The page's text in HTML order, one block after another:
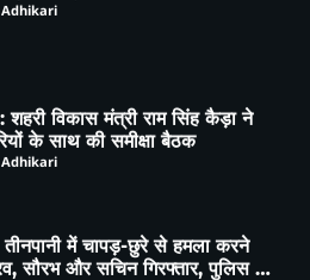
: शहरी विकास मंत्री राम सिंह कैड़ा ने
के साथ की समीक्षा बैठक
तीनपानी में चापड़-छुरे से हमला करने
सौरभ और सचिन गिरफ्तार, पुलिस ने